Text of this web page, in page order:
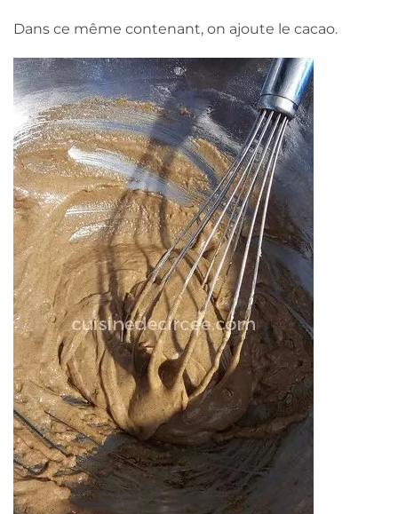
Dans ce même contenant, on ajoute le cacao.